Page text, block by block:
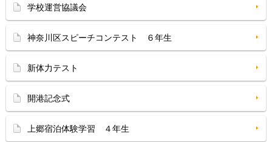
学校運営協議会
神奈川区スピーチコンテスト ６年生
新体力テスト
開港記念式
上郷宿泊体験学習 ４年生